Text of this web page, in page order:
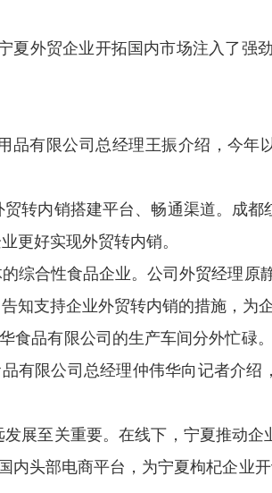
外贸企业开拓国内市场注入了强
品有限公司总经理王振介绍，今年
转内销搭建平台、畅通渠道。成
更好实现外贸转内销。
合性食品企业。公司外贸经理原
支持企业外贸转内销的措施，为
品有限公司的生产车间分外忙碌
有限公司总经理仲伟华向记者介
展至关重要。在线下，宁夏推动企
头部电商平台，为宁夏枸杞企业